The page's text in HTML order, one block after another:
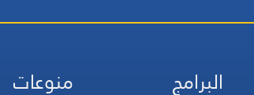
البرامج منوعات